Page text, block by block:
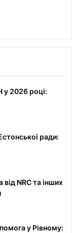
2026 році:
ради:
NRC та інших
у Рівному: